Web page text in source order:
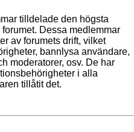
tilldelade den högsta
Dessa medlemmar
av forumets drift, vilket
bannlysa användare,
moderatorer, osv. De har
i alla
tillåtit det.